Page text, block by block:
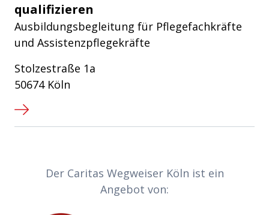
qualifizieren
Ausbildungsbegleitung für Pflegefachkräfte
und Assistenzpflegekräfte
Stolzestraße 1a
50674 Köln
Partner-LinksDer Caritas Wegweiser Köln ist ein
Angebot von: